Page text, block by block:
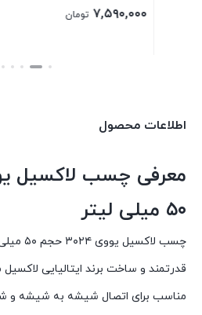
۷,۵۹۰,۰۰۰ تومان
بستن
اطلاعات محصول
۵۰ میلی لیتر
چسب
قدرتمند و ساخت برند ایتالیایی
مناسب برای اتصال شیشه به شیشه و